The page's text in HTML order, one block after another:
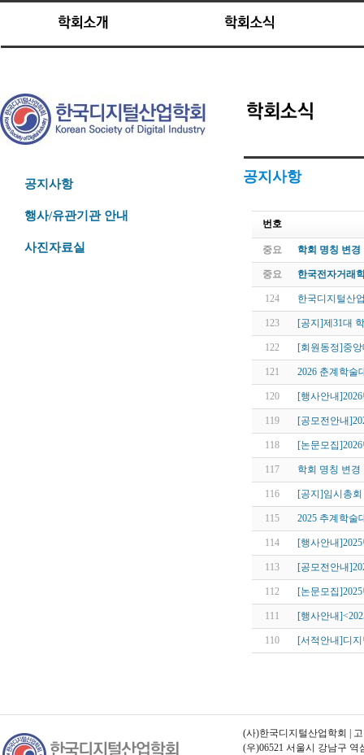
공지사항
행사/유관기관 안내
사진자료실
공지사항
번호
중요 학회 명칭 변
중요 한국전자거래
124 한국디지털산
123 [공지]제31대
122 [회원동정]중
121 2026 춘계학술
120 [행사안내
119 [공모전안내
118 [논문모집
117 학회 명칭 변
116 [공지]임시총
115 2025 추계학술
114 [행사안내
113 [공모전안내
112 [논문모집
111 [행사안내
110 [서적안내]디
(사)한국디지털산업학회 |
(우)06521 서울시 강남구